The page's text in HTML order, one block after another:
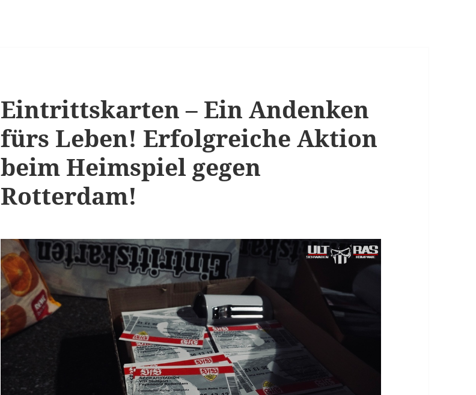
Eintrittskarten – Ein Andenken
fürs Leben! Erfolgreiche Aktion
beim Heimspiel gegen
Rotterdam!